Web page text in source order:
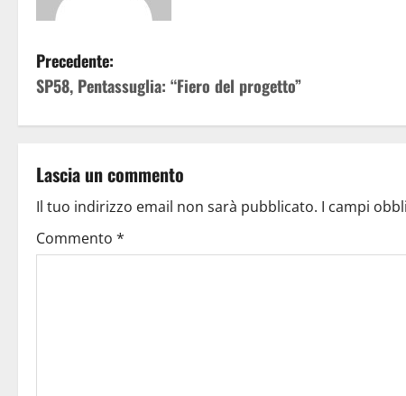
Precedente:
SP58, Pentassuglia: “Fiero del progetto”
Lascia un commento
Il tuo indirizzo email non sarà pubblicato. I campi
Commento *